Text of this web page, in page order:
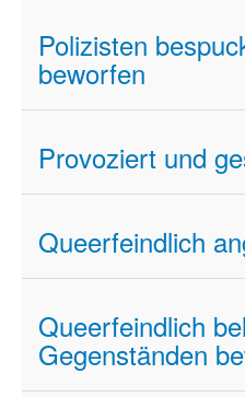
Polizisten
beworfen
Provoziert und
Queerfeindlich
Queerfeindlich
Gegenständen